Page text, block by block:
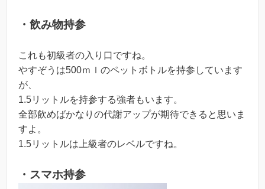
・飲み物持参
これも初級者の入り口ですね。
やすぞうは500ｍｌのペットボトルを持参しています
が、
1.5リットルを持参する強者もいます。
全部飲めばかなりの代謝アップが期待できると思いま
すよ。
1.5リットルは上級者のレベルですね。
・スマホ持参